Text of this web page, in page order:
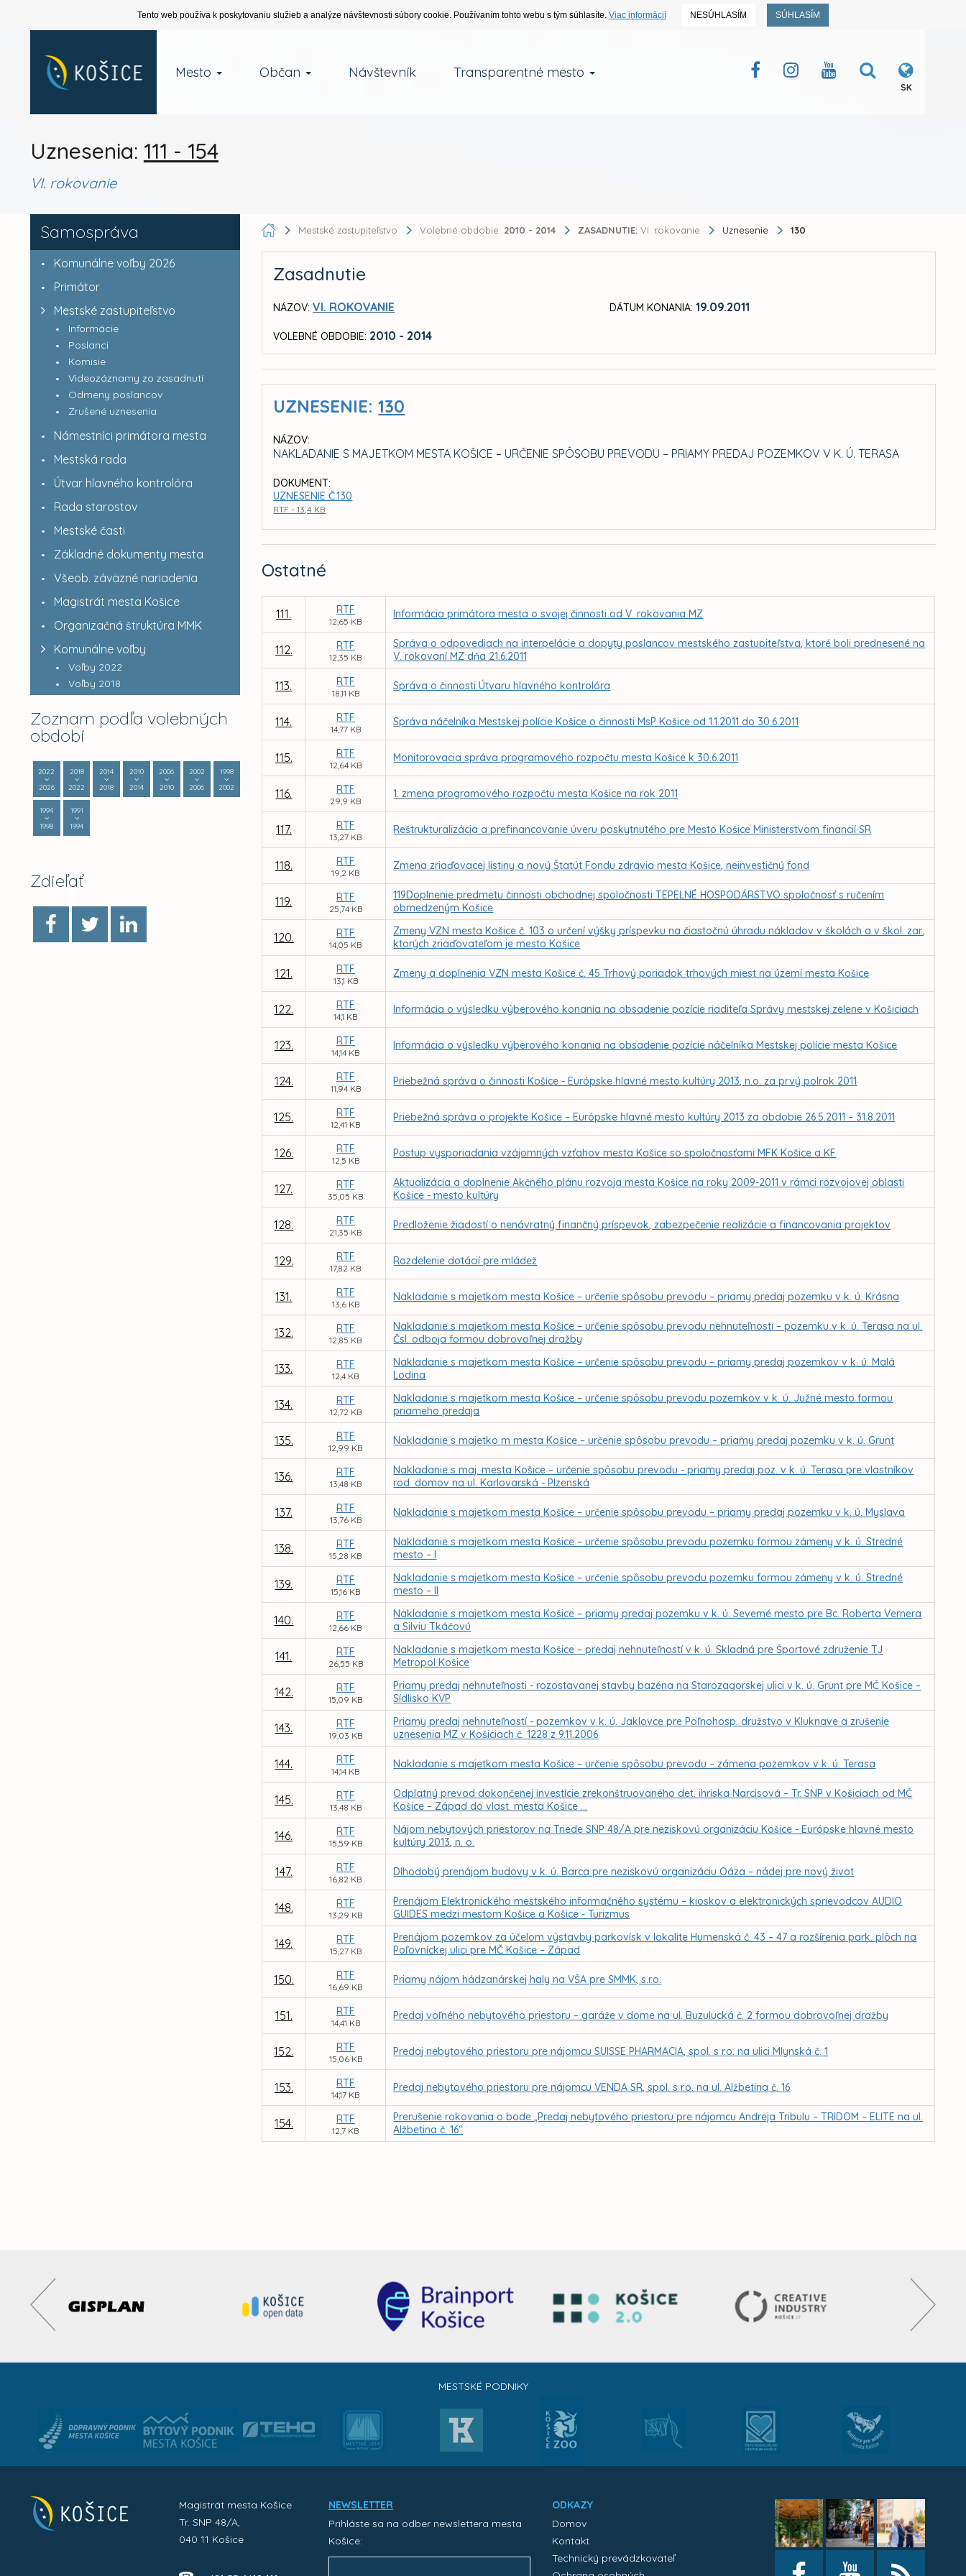
Tento web používa k poskytovaniu služieb a analýze návštevnosti súbory cookie. Používaním tohto webu s tým súhlasíte. Viac informácií NESÚHLASÍM SÚHLASÍM
Mesto Občan Návštevník Transparentné mesto
SK
Uznesenia: 111 - 154
VI. rokovanie
Samospráva
Komunálne voľby 2026
Primátor
Mestské zastupiteľstvo
Informácie
Poslanci
Komisie
Videozáznamy zo zasadnutí
Odmeny poslancov
Zrušené uznesenia
Námestníci primátora mesta
Mestská rada
Útvar hlavného kontrolóra
Rada starostov
Mestské časti
Základné dokumenty mesta
Všeob. záväzné nariadenia
Magistrát mesta Košice
Organizačná štruktúra MMK
Komunálne voľby
Voľby 2022
Voľby 2018
Zoznam podľa volebných
období
2022
2026
2018
2022
2014
2018
2010
2014
2006
2010
2002
2006
1998
2002
1994
1998
1991
1994
Zdieľať
Mestské zastupiteľstvo Volebné obdobie: 2010 - 2014 ZASADNUTIE: VI. rokovanie Uznesenie 130
Zasadnutie
NÁZOV: VI. ROKOVANIE
VOLEBNÉ OBDOBIE: 2010 - 2014
DÁTUM KONANIA: 19.09.2011
UZNESENIE:130
NÁZOV:
NAKLADANIE S MAJETKOM MESTA KOŠICE – URČENIE SPÔSOBU PREVODU – PRIAMY PREDAJ POZEMKOV V K. Ú. TERASA
DOKUMENT:
UZNESENIE Č.130
RTF - 13,4 KB
Ostatné
111. RTF
12,65 KB
Informácia primátora mesta o svojej činnosti od V. rokovania MZ
112. RTF
12,35 KB
Správa o odpovediach na interpelácie a dopyty poslancov mestského zastupiteľstva, ktoré boli prednesené na
V. rokovaní MZ dňa 21.6.2011
113. RTF
18,11 KB
Správa o činnosti Útvaru hlavného kontrolóra
114. RTF
14,77 KB
Správa náčelníka Mestskej polície Košice o činnosti MsP Košice od 1.1.2011 do 30.6.2011
115. RTF
12,64 KB
Monitorovacia správa programového rozpočtu mesta Košice k 30.6.2011
116. RTF
29,9 KB
1. zmena programového rozpočtu mesta Košice na rok 2011
117. RTF
13,27 KB
Reštrukturalizácia a prefinancovanie úveru poskytnutého pre Mesto Košice Ministerstvom financií SR
118. RTF
19,2 KB
Zmena zriaďovacej listiny a nový Štatút Fondu zdravia mesta Košice, neinvestičný fond
119. RTF
25,74 KB
119Doplnenie predmetu činnosti obchodnej spoločnosti TEPELNÉ HOSPODÁRSTVO spoločnosť s ručením
obmedzeným Košice
120. RTF
14,05 KB
Zmeny VZN mesta Košice č. 103 o určení výšky príspevku na čiastočnú úhradu nákladov v školách a v škol. zar.,
ktorých zriaďovateľom je mesto Košice
121. RTF
13,1 KB
Zmeny a doplnenia VZN mesta Košice č. 45 Trhový poriadok trhových miest na území mesta Košice
122. RTF
14,1 KB
Informácia o výsledku výberového konania na obsadenie pozície riaditeľa Správy mestskej zelene v Košiciach
123. RTF
14,14 KB
Informácia o výsledku výberového konania na obsadenie pozície náčelníka Mestskej polície mesta Košice
124. RTF
11,94 KB
Priebežná správa o činnosti Košice - Európske hlavné mesto kultúry 2013, n.o. za prvý polrok 2011
125. RTF
12,41 KB
Priebežná správa o projekte Košice – Európske hlavné mesto kultúry 2013 za obdobie 26.5.2011 – 31.8.2011
126. RTF
12,5 KB
Postup vysporiadania vzájomných vzťahov mesta Košice so spoločnosťami MFK Košice a KF
127. RTF
35,05 KB
Aktualizácia a doplnenie Akčného plánu rozvoja mesta Košice na roky 2009-2011 v rámci rozvojovej oblasti
Košice - mesto kultúry
128. RTF
21,35 KB
Predloženie žiadostí o nenávratný finančný príspevok, zabezpečenie realizácie a financovania projektov
129. RTF
17,82 KB
Rozdelenie dotácií pre mládež
131. RTF
13,6 KB
Nakladanie s majetkom mesta Košice – určenie spôsobu prevodu – priamy predaj pozemku v k. ú. Krásna
132. RTF
12,85 KB
Nakladanie s majetkom mesta Košice – určenie spôsobu prevodu nehnuteľnosti – pozemku v k. ú. Terasa na ul.
Čsl. odboja formou dobrovoľnej dražby
133. RTF
12,4 KB
Nakladanie s majetkom mesta Košice – určenie spôsobu prevodu – priamy predaj pozemkov v k. ú. Malá
Lodina
134. RTF
12,72 KB
Nakladanie s majetkom mesta Košice – určenie spôsobu prevodu pozemkov v k. ú. Južné mesto formou
priameho predaja
135. RTF
12,99 KB
Nakladanie s majetko m mesta Košice – určenie spôsobu prevodu – priamy predaj pozemku v k. ú. Grunt
136. RTF
13,48 KB
Nakladanie s maj. mesta Košice – určenie spôsobu prevodu - priamy predaj poz. v k. ú. Terasa pre vlastníkov
rod. domov na ul. Karlovarská - Plzenská
137. RTF
13,76 KB
Nakladanie s majetkom mesta Košice – určenie spôsobu prevodu – priamy predaj pozemku v k. ú. Myslava
138. RTF
15,28 KB
Nakladanie s majetkom mesta Košice – určenie spôsobu prevodu pozemku formou zámeny v k. ú. Stredné
mesto – I
139. RTF
15,16 KB
Nakladanie s majetkom mesta Košice – určenie spôsobu prevodu pozemku formou zámeny v k. ú. Stredné
mesto – II
140. RTF
12,66 KB
Nakladanie s majetkom mesta Košice – priamy predaj pozemku v k. ú. Severné mesto pre Bc. Roberta Vernera
a Silviu Tkáčovú
141. RTF
26,55 KB
Nakladanie s majetkom mesta Košice – predaj nehnuteľností v k. ú. Skladná pre Športové združenie TJ
Metropol Košice
142. RTF
15,09 KB
Priamy predaj nehnuteľnosti - rozostavanej stavby bazéna na Starozagorskej ulici v k. ú. Grunt pre MČ Košice –
Sídlisko KVP
143. RTF
19,03 KB
Priamy predaj nehnuteľností - pozemkov v k. ú. Jaklovce pre Poľnohosp. družstvo v Kluknave a zrušenie
uznesenia MZ v Košiciach č. 1228 z 9.11.2006
144. RTF
14,14 KB
Nakladanie s majetkom mesta Košice – určenie spôsobu prevodu – zámena pozemkov v k. ú. Terasa
145. RTF
13,48 KB
Odplatný prevod dokončenej investície zrekonštruovaného det. ihriska Narcisová – Tr. SNP v Košiciach od MČ
Košice – Západ do vlast. mesta Košice ...
146. RTF
15,59 KB
Nájom nebytových priestorov na Triede SNP 48/A pre neziskovú organizáciu Košice - Európske hlavné mesto
kultúry 2013, n. o.
147. RTF
16,82 KB
Dlhodobý prenájom budovy v k. ú. Barca pre neziskovú organizáciu Oáza – nádej pre nový život
148. RTF
13,29 KB
Prenájom Elektronického mestského informačného systému – kioskov a elektronických sprievodcov AUDIO
GUIDES medzi mestom Košice a Košice - Turizmus
149. RTF
15,27 KB
Prenájom pozemkov za účelom výstavby parkovísk v lokalite Humenská č. 43 – 47 a rozšírenia park. plôch na
Poľovníckej ulici pre MČ Košice – Západ
150. RTF
16,69 KB
Priamy nájom hádzanárskej haly na VŠA pre SMMK, s.r.o.
151. RTF
14,41 KB
Predaj voľného nebytového priestoru – garáže v dome na ul. Buzulucká č. 2 formou dobrovoľnej dražby
152. RTF
15,06 KB
Predaj nebytového priestoru pre nájomcu SUISSE PHARMACIA, spol. s r.o. na ulici Mlynská č. 1
153. RTF
14,17 KB
Predaj nebytového priestoru pre nájomcu VENDA SR, spol. s r.o. na ul. Alžbetina č. 16
154. RTF
12,7 KB
Prerušenie rokovania o bode „Predaj nebytového priestoru pre nájomcu Andreja Tribulu – TRIDOM – ELITE na ul.
Alžbetina č. 16“
MESTSKÉ PODNIKY
Magistrát mesta Košice
Tr. SNP 48/A,
040 11 Košice
NEWSLETTER
Prihláste sa na odber newslettera mesta
Košice:
ODKAZY
Domov
Kontakt
Technický prevádzkovateľ